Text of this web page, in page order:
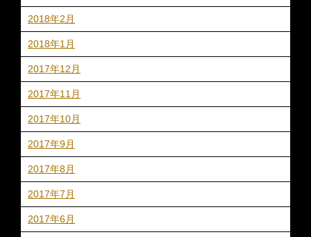
2018年2月
2018年1月
2017年12月
2017年11月
2017年10月
2017年9月
2017年8月
2017年7月
2017年6月